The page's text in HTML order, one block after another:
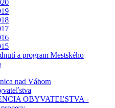
a program Mestského
nad Váhom
OBYVATEĽSTVA -